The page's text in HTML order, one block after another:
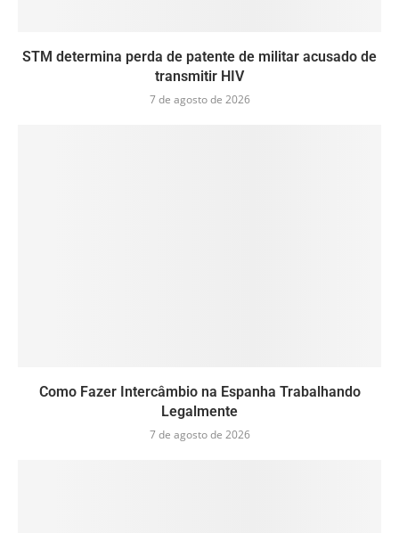
STM determina perda de patente de militar acusado de
transmitir HIV
7 de agosto de 2026
Como Fazer Intercâmbio na Espanha Trabalhando
Legalmente
7 de agosto de 2026